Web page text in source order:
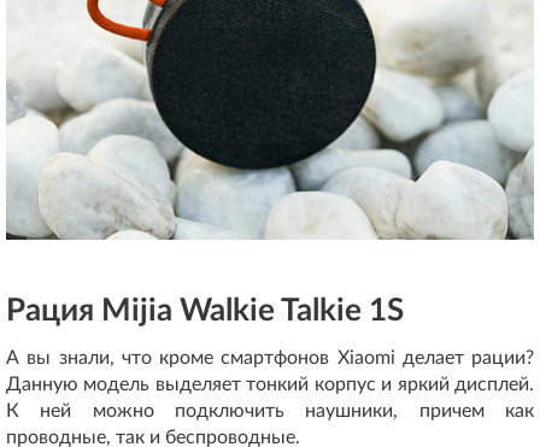
Рация Mijia Walkie Talkie 1S
А вы знали, что кроме смартфонов Xiaomi делает рации?
Данную модель выделяет тонкий корпус и яркий дисплей.
К ней можно подключить наушники, причем как
проводные, так и беспроводные.